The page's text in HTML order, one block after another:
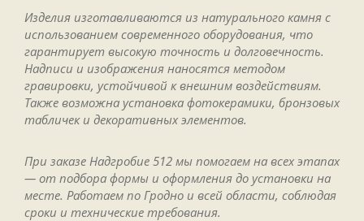
Изделия изготавливаются из натурального камня с
использованием современного оборудования, что
гарантирует высокую точность и долговечность.
Надписи и изображения наносятся методом
гравировки, устойчивой к внешним воздействиям.
Также возможна установка фотокерамики, бронзовых
табличек и декоративных элементов.
При заказе Надгробие 512 мы помогаем на всех этапах
— от подбора формы и оформления до установки на
месте. Работаем по Гродно и всей области, соблюдая
сроки и технические требования.